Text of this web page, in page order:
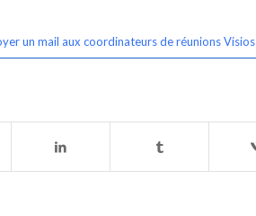
un mail aux coordinateurs de réunions Visios